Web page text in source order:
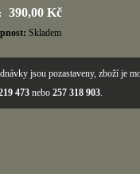
390,00 Kč
Skladem
jsou pozastaveny, zboží je
473 nebo 257 318 903.